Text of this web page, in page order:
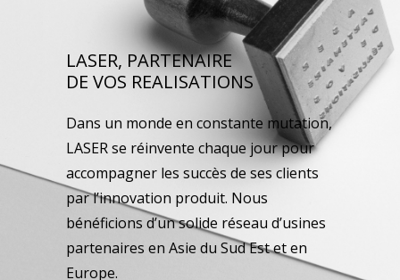
LASER, PARTENAIRE
DE VOS REALISATIONS
Dans un monde en constante mutation,
LASER se réinvente chaque jour pour
accompagner les succès de ses clients
par l’innovation produit. Nous
bénéficions d’un solide réseau d’usines
partenaires en Asie du Sud Est et en
Europe.